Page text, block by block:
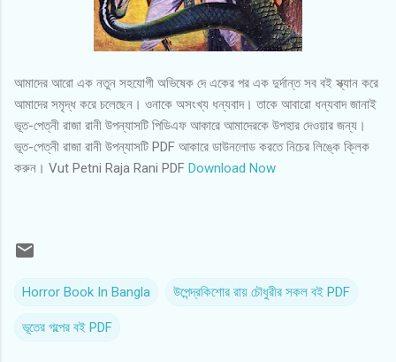
আমাদের আরো এক নতুন সহযোগী অভিষেক দে একের পর এক দুর্দান্ত সব বই স্ক্যান করে
আমাদের সমৃদ্ধ করে চলেছেন। ওনাকে অসংখ্য ধন্যবাদ। তাকে আবারো ধন্যবাদ জানাই
ভূত-পেত্নী রাজা রানী উপন্যাসটি পিডিএফ আকারে আমাদেরকে উপহার দেওয়ার জন্য।
ভূত-পেত্নী রাজা রানী উপন্যাসটি PDF আকারে ডাউনলোড করতে নিচের লিঙ্কে ক্লিক
করুন। Vut Petni Raja Rani PDF Download Now
Horror Book In Bangla উপেন্দ্রকিশোর রায় চৌধুরীর সকল বই PDF
ভূতের গল্পের বই PDF